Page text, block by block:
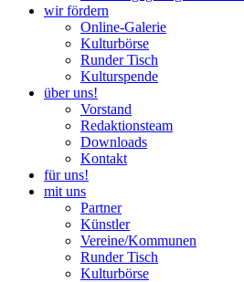
wir fördern
Online-Galerie
Kulturbörse
Runder Tisch
Kulturspende
über uns!
Vorstand
Redaktionsteam
Downloads
Kontakt
für uns!
mit uns
Partner
Künstler
Vereine/Kommunen
Runder Tisch
Kulturbörse